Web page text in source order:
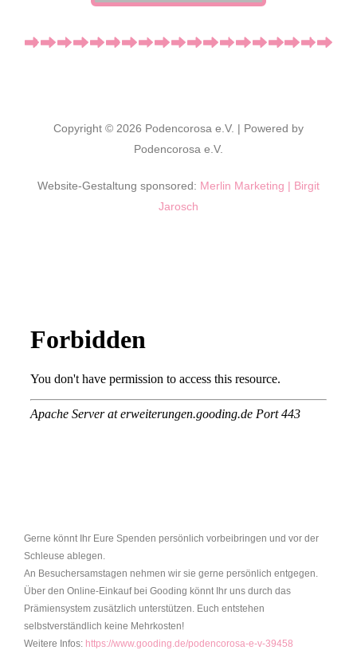
Copyright © 2026 Podencorosa e.V. | Powered by
Podencorosa e.V.
Website-Gestaltung sponsored: Merlin Marketing | Birgit
Jarosch
Gerne könnt Ihr Eure Spenden persönlich vorbeibringen und vor der
Schleuse ablegen.
An Besuchersamstagen nehmen wir sie gerne persönlich entgegen.
Über den Online-Einkauf bei Gooding könnt Ihr uns durch das
Prämiensystem zusätzlich unterstützen. Euch entstehen
selbstverständlich keine Mehrkosten!
Weitere Infos: https://www.gooding.de/podencorosa-e-v-39458